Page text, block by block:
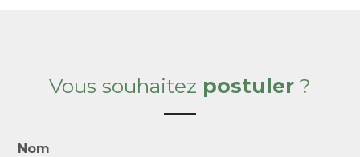
Vous souhaitez postuler ?
Nom